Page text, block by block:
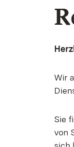
Wir
Sie
von